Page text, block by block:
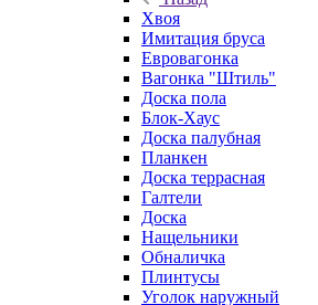
Хвоя
Имитация бруса
Евровагонка
Вагонка "Штиль"
Доска пола
Блок-Хаус
Доска палубная
Планкен
Доска террасная
Галтели
Доска
Нащельники
Обналичка
Плинтусы
Уголок наружный